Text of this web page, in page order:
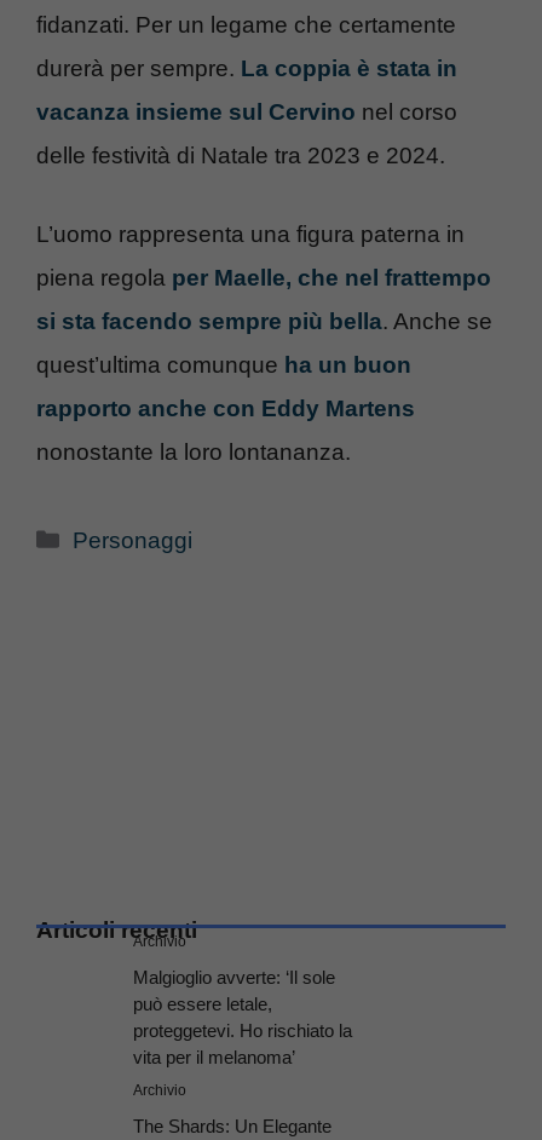
fidanzati. Per un legame che certamente
durerà per sempre. La coppia è stata in
vacanza insieme sul Cervino nel corso
delle festività di Natale tra 2023 e 2024.
L’uomo rappresenta una figura paterna in
piena regola per Maelle, che nel frattempo
si sta facendo sempre più bella. Anche se
quest’ultima comunque ha un buon
rapporto anche con Eddy Martens
nonostante la loro lontananza.
Categorie
Personaggi
Articoli recenti
Archivio
Malgioglio avverte: ‘Il sole
può essere letale,
proteggetevi. Ho rischiato la
vita per il melanoma’
Archivio
The Shards: Un Elegante